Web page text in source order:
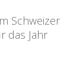
Schweizer
das Jahr